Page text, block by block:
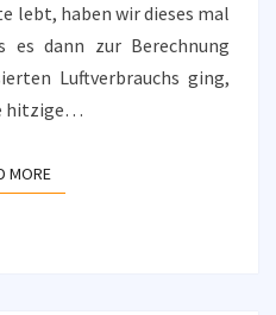
lebt, haben wir dieses mal
es dann zur Berechnung
Luftverbrauchs ging,
hitzige…
MOREREAD MORE